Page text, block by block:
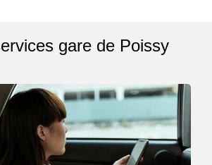
gare de Poissy